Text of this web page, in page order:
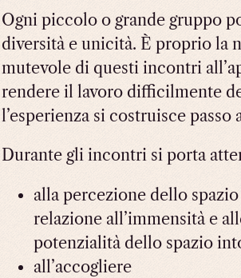
Ogni piccolo o grande gruppo
diversità e unicità. È proprio la
mutevole di questi incontri
rendere il lavoro difficilmente
l’esperienza si costruisce passo
Durante gli incontri si porta
alla percezione dello
relazione all’immensità e
potenzialità dello spazio
all’accogliere